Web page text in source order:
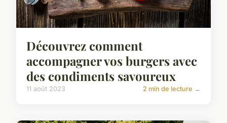
Découvrez comment
accompagner vos burgers avec
des condiments savoureux
11 août 2023 2 min de lecture →